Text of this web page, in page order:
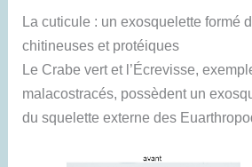
La cuticule : un exosquelette formé
chitineuses et protéiques
Le Crabe vert et l’Écrevisse,
malacostracés, possèdent un
du squelette externe des